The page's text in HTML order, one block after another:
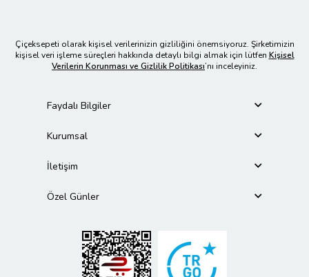
Çiçeksepeti olarak kişisel verilerinizin gizliliğini önemsiyoruz. Şirketimizin
kişisel veri işleme süreçleri hakkında detaylı bilgi almak için lütfen Kişisel
Verilerin Korunması ve Gizlilik Politikası’nı inceleyiniz.
Faydalı Bilgiler
Kurumsal
İletişim
Özel Günler